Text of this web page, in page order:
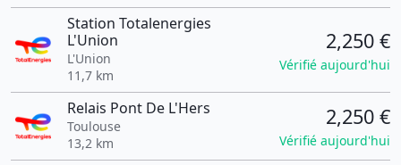
Station Totalenergies
L'Union
L'Union
11,7 km
2,250 €
Vérifié aujourd'hui
Relais Pont De L'Hers
Toulouse
13,2 km
2,250 €
Vérifié aujourd'hui